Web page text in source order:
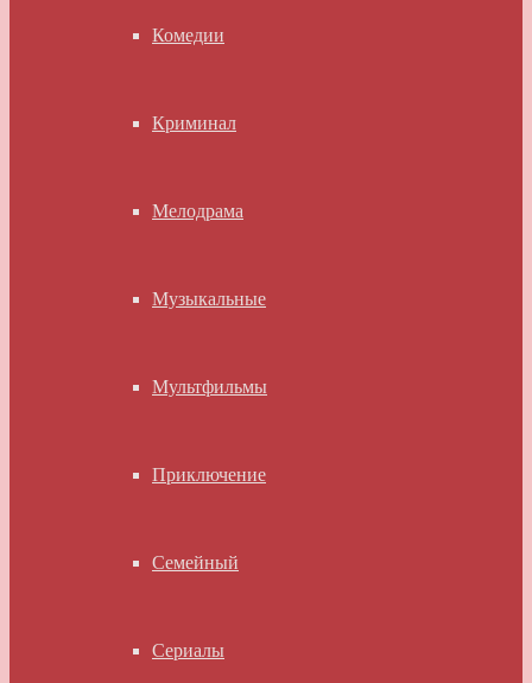
Комедии
Криминал
Мелодрама
Музыкальные
Мультфильмы
Приключение
Семейный
Сериалы